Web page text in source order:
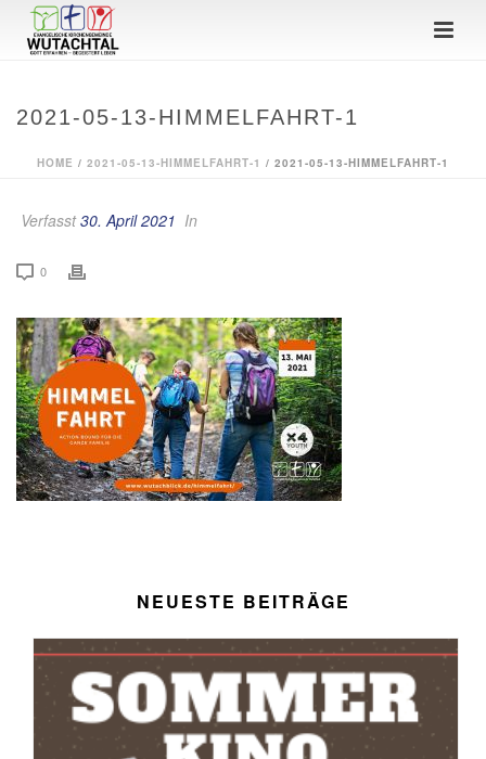
2021-05-13-HIMMELFAHRT-1
HOME / 2021-05-13-HIMMELFAHRT-1 / 2021-05-13-HIMMELFAHRT-1
Verfasst30. April 2021 In
0
NEUESTE BEITRÄGE